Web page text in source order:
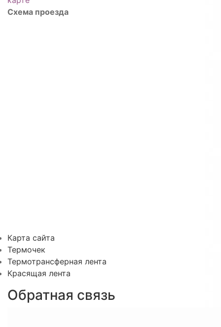
Схема проезда
Карта сайта
Термочек
Термотрансферная лента
Красящая лента
Обратная связь